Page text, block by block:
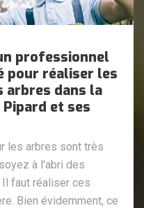
professionnel
pour réaliser les
arbres dans la
et ses
les arbres sont très
à l'abri des
faut réaliser ces
Bien évidemment, ce